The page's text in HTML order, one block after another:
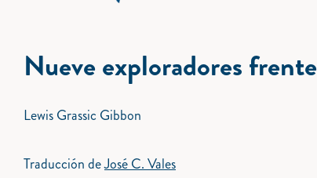
Nueve exploradores
Lewis Grassic Gibbon
Traducción deJosé C. Vales